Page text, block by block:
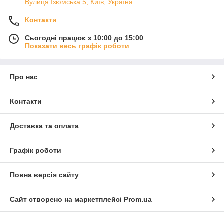
Вулиця Ізюмська 5, Київ, Україна
Контакти
Сьогодні працює з 10:00 до 15:00
Показати весь графік роботи
Про нас
Контакти
Доставка та оплата
Графік роботи
Повна версія сайту
Сайт створено на маркетплейсі Prom.ua